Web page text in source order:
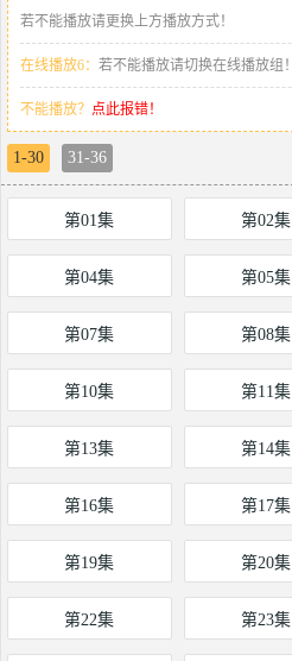
若不能播放请更换上方播放方式！
在线播放6： 若不能播放请切换在线播放组！
不能播放？ 点此报错！
1-30 31-36
第01集 第02集
第04集 第05集
第07集 第08集
第10集 第11集
第13集 第14集
第16集 第17集
第19集 第20集
第22集 第23集